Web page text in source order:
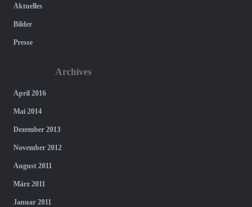
Aktuelles
Bilder
Presse
Archives
April 2016
Mai 2014
Dezember 2013
November 2012
August 2011
März 2011
Januar 2011